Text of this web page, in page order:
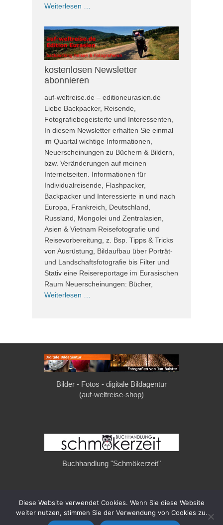
Weiterlesen …
kostenlosen Newsletter
abonnieren
auf-weltreise.de – editioneurasien.de
Liebe Backpacker, Reisende,
Fotografiebegeisterte und Interessenten,
In diesem Newsletter erhalten Sie einmal
im Quartal wichtige Informationen,
Neuerscheinungen zu Büchern & Bildern,
bzw. Veränderungen auf meinen
Internetseiten. Informationen für
Individualreisende, Flashpacker,
Backpacker und Interessierte in und nach
Europa, Frankreich, Deutschland,
Russland, Mongolei und Zentralasien,
Asien & Vietnam Reisefotografie und
Reisevorbereitung, z. Bsp. Tipps & Tricks
von Ausrüstung, Bildaufbau über Porträt-
und Landschaftsfotografie bis Filter und
Stativ eine Reisereportage im Eurasischen
Raum Neuerscheinungen: Bücher,
Weiterlesen …
Bilder - Fotos - digitale Bildagentur
(auf-weltreise-shop)
Buchhandlung "Schmökerzeit"
Copyright © 2026auf-weltreise.de. All Rights Reserved.
Privatsphäre & Datenschutz
Diese Website verwendet Cookies. Wenn Sie diese Website
weiter nutzen, stimmen Sie der Verwendung von Cookies zu.